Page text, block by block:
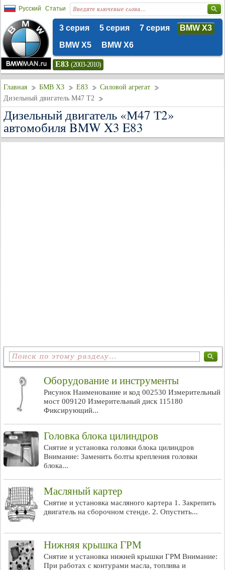
Русский Статьи
3 серия 5 серия 7 серия
BMW X3
BMW X5
BMW X6
E83 (2003-2010)
Главная БМВ Х3 E83
Силовой агрегат
Дизельный двигатель М47 Т2
Дизельный двигатель «М47 Т2»
автомобиля BMW X3 E83
Оборудование и инструменты
Рисунок Наименование и код 002530 Измерительный
мост 009120 Измерительный диск 115180
Фиксирующий...
Головка блока цилиндров
Снятие и установка головки блока цилиндров
Внимание: Заменить болты крепления головки
блока...
Масляный картер
Снятие и установка масляного картера 1. Закрепить
двигатель на сборочном стенде. 2. Опустить...
Нижняя крышка ГРМ
Снятие и установка нижней крышки ГРМ Внимание:
При работах с контурами масла, топлива и